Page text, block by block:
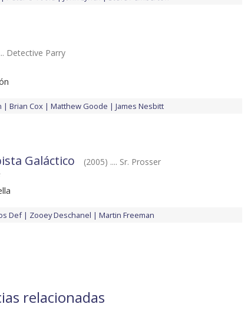
Detective Parry
Brian Cox Matthew Goode James Nesbitt
Galáctico
(2005) .... Sr. Prosser
Def Zooey Deschanel Martin Freeman
relacionadas